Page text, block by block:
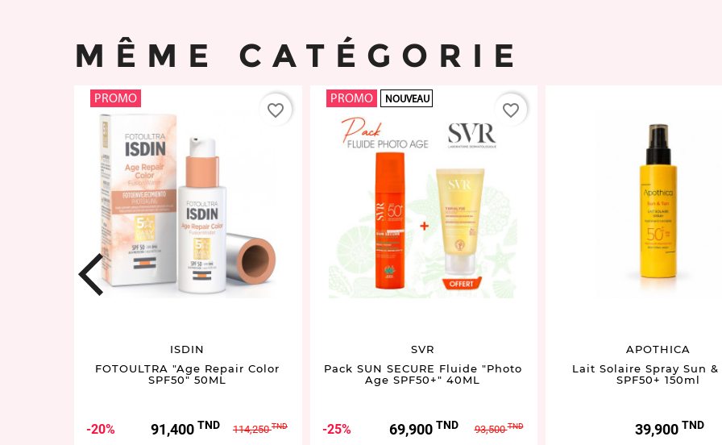
MÊME CATÉGORIE
PROMO
ISDIN
FOTOULTRA "Age Repair Color
SPF50" 50ML
20% Prix91,400 TNDPrix114,250TND
favorite_border
PROMO NOUVEAU
SVR
Pack SUN SECURE Fluide "Photo
Age SPF50+" 40ML
25% Prix69,900 TNDPrix93,500TND
favorite_border
APOTHICA
Lait Solaire Spray Sun &
SPF50+ 150ml
Prix39,900 TND
prev